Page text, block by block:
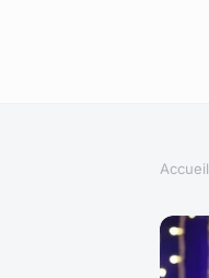
Accueil